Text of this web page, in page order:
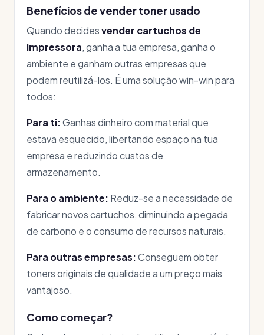
Benefícios de vender toner usado
Quando decidesvender cartuchos de
impressora, ganha a tua empresa, ganha o
ambiente e ganham outras empresas que
podem reutilizá-los. É uma solução win-win para
todos:
Para ti:Ganhas dinheiro com material que
estava esquecido, libertando espaço na tua
empresa e reduzindo custos de
armazenamento.
Para o ambiente: Reduz-se a necessidade de
fabricar novos cartuchos, diminuindo a pegada
de carbono e o consumo de recursos naturais.
Para outras empresas:Conseguem obter
toners originais de qualidade a um preço mais
vantajoso.
Como começar?